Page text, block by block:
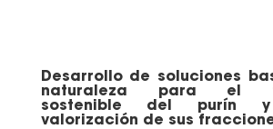
Desarrollo de soluciones
naturaleza para el
sostenible del purín y
valorización de sus